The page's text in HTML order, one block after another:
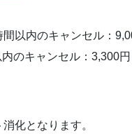
以内のキャンセル：
のキャンセル：3,300円
化となります。